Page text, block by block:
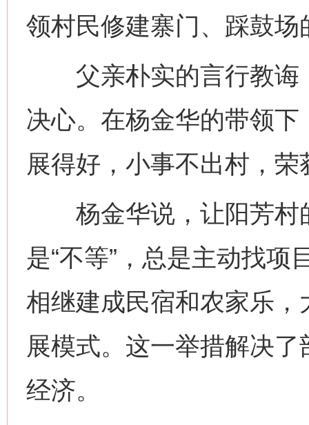
领村民修建寨门、踩鼓
父亲朴实的言行教诲
决心。在杨金华的带领
展得好，小事不出村，荣
杨金华说，让阳芳村
是“不等”，总是主动找
相继建成民宿和农家乐
展模式。这一举措解决
经济。